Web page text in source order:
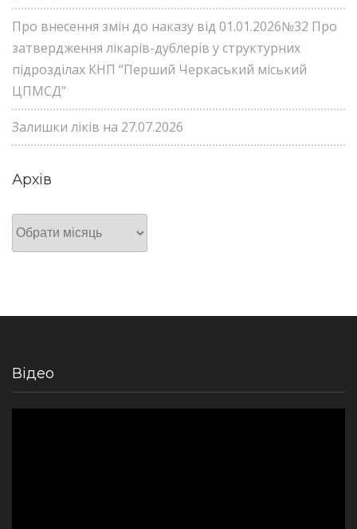
Про внесення змін до наказу від 01.01.2026№32 Про
затвердження лікарів-дублерів у структурних
підрозділах КНП “Перший Черкаський міський
ЦПМСД”
Залишки ліків на 27.07.2026
Архів
Архів
Відео